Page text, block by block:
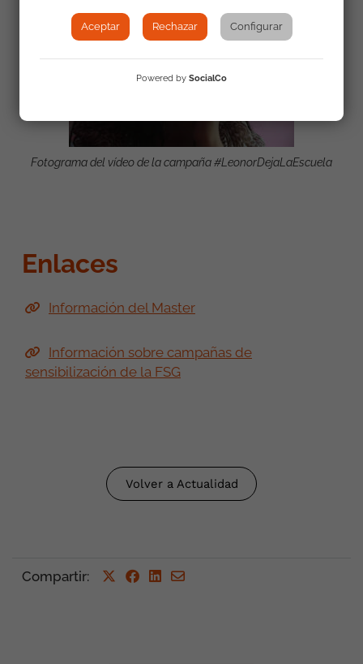
Fotograma del vídeo de la campaña #LeonorDejaLaEscuela
Enlaces
Información del Master
Información sobre campañas de
sensibilización de la FSG
Volver a Actualidad
Compartir:
Aceptar Rechazar Configurar
Powered by SocialCo